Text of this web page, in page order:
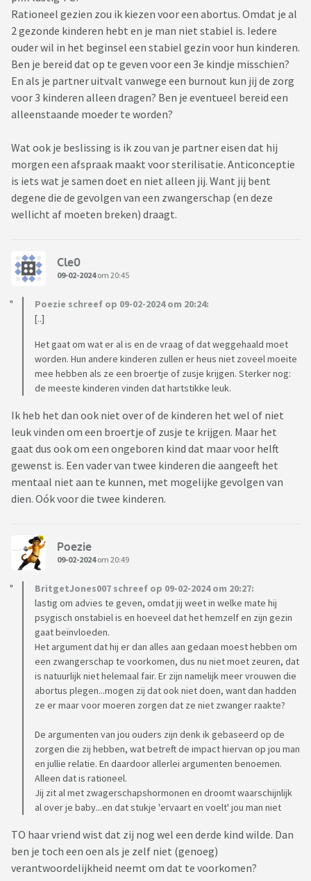
Rationeel gezien zou ik kiezen voor een abortus. Omdat je al
2 gezonde kinderen hebt en je man niet stabiel is. Iedere
ouder wil in het beginsel een stabiel gezin voor hun kinderen.
Ben je bereid dat op te geven voor een 3e kindje misschien?
En als je partner uitvalt vanwege een burnout kun jij de zorg
voor 3 kinderen alleen dragen? Ben je eventueel bereid een
alleenstaande moeder te worden?
Wat ook je beslissing is ik zou van je partner eisen dat hij
morgen een afspraak maakt voor sterilisatie. Anticonceptie
is iets wat je samen doet en niet alleen jij. Want jij bent
degene die de gevolgen van een zwangerschap (en deze
wellicht af moeten breken) draagt.
Cle0
09-02-2024om 20:45
Poezie schreef op 09-02-2024 om 20:24:
[..]
Het gaat om wat er al is en de vraag of dat weggehaald moet
worden. Hun andere kinderen zullen er heus niet zoveel moeite
mee hebben als ze een broertje of zusje krijgen. Sterker nog:
de meeste kinderen vinden dat hartstikke leuk.
Ik heb het dan ook niet over of de kinderen het wel of niet
leuk vinden om een broertje of zusje te krijgen. Maar het
gaat dus ook om een ongeboren kind dat maar voor helft
gewenst is. Een vader van twee kinderen die aangeeft het
mentaal niet aan te kunnen, met mogelijke gevolgen van
dien. Oók voor die twee kinderen.
Poezie
09-02-2024om 20:49
BritgetJones007 schreef op 09-02-2024 om 20:27:
lastig om advies te geven, omdat jij weet in welke mate hij
psygisch onstabiel is en hoeveel dat het hemzelf en zijn gezin
gaat beïnvloeden.
Het argument dat hij er dan alles aan gedaan moest hebben om
een zwangerschap te voorkomen, dus nu niet moet zeuren, dat
is natuurlijk niet helemaal fair. Er zijn namelijk meer vrouwen die
abortus plegen...mogen zij dat ook niet doen, want dan hadden
ze er maar voor moeren zorgen dat ze niet zwanger raakte?
De argumenten van jou ouders zijn denk ik gebaseerd op de
zorgen die zij hebben, wat betreft de impact hiervan op jou man
en jullie relatie. En daardoor allerlei argumenten benoemen.
Alleen dat is rationeel.
Jij zit al met zwagerschapshormonen en droomt waarschijnlijk
al over je baby...en dat stukje 'ervaart en voelt' jou man niet
TO haar vriend wist dat zij nog wel een derde kind wilde. Dan
ben je toch een oen als je zelf niet (genoeg)
verantwoordelijkheid neemt om dat te voorkomen?